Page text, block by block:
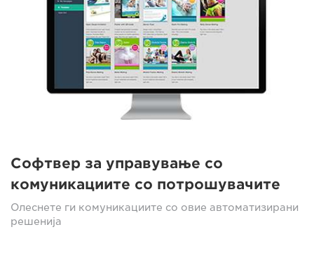
Софтвер за управување со
комуникациите со потрошувачите
Олеснете ги комуникациите со овие автоматизирани
решенија